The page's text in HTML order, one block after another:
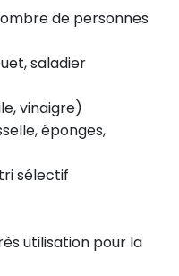
de personnes
saladier
vinaigre)
éponges,
sélectif
utilisation pour la